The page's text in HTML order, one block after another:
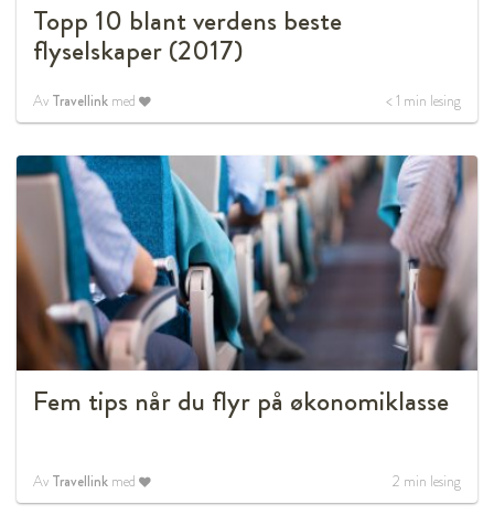
Topp 10 blant verdens beste
flyselskaper (2017)
Av Travellink med < 1 min lesing
Fem tips når du flyr på økonomiklasse
Av Travellink med 2 min lesing